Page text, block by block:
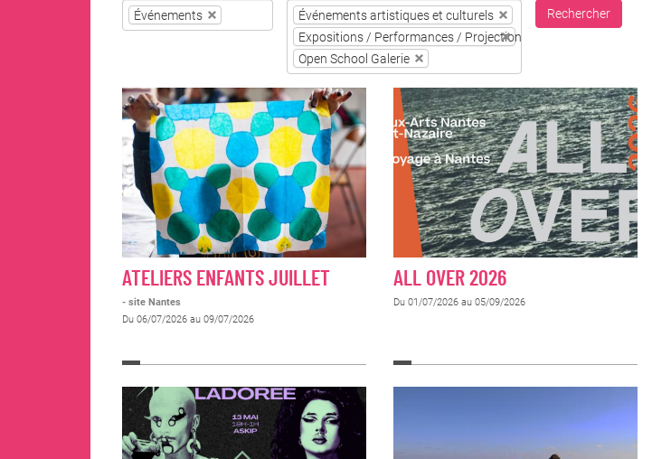
Événements
Événements artistiques et culturels
Expositions / Performances / Projections
Open School Galerie
Rechercher
ATELIERS ENFANTS JUILLET
- site Nantes
Du 06/07/2026 au 09/07/2026
ALL OVER 2026
Du 01/07/2026 au 05/09/2026